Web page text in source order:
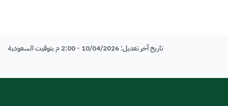
تاريخ آخر تعديل: 10/04/2026 - 2:00 م بتوقيت السعودية